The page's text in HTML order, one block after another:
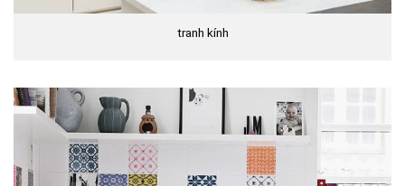
tranh kính